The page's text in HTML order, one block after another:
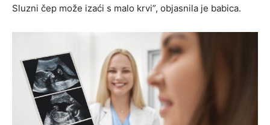
Sluzni čep može izaći s malo krvi”, objasnila je babica.